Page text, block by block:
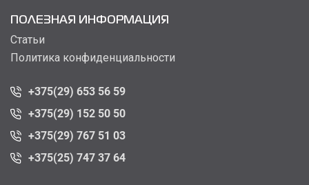
ПОЛЕЗНАЯ ИНФОРМАЦИЯ
Статьи
Политика конфиденциальности
+375(29) 653 56 59
+375(29) 152 50 50
+375(29) 767 51 03
+375(25) 747 37 64